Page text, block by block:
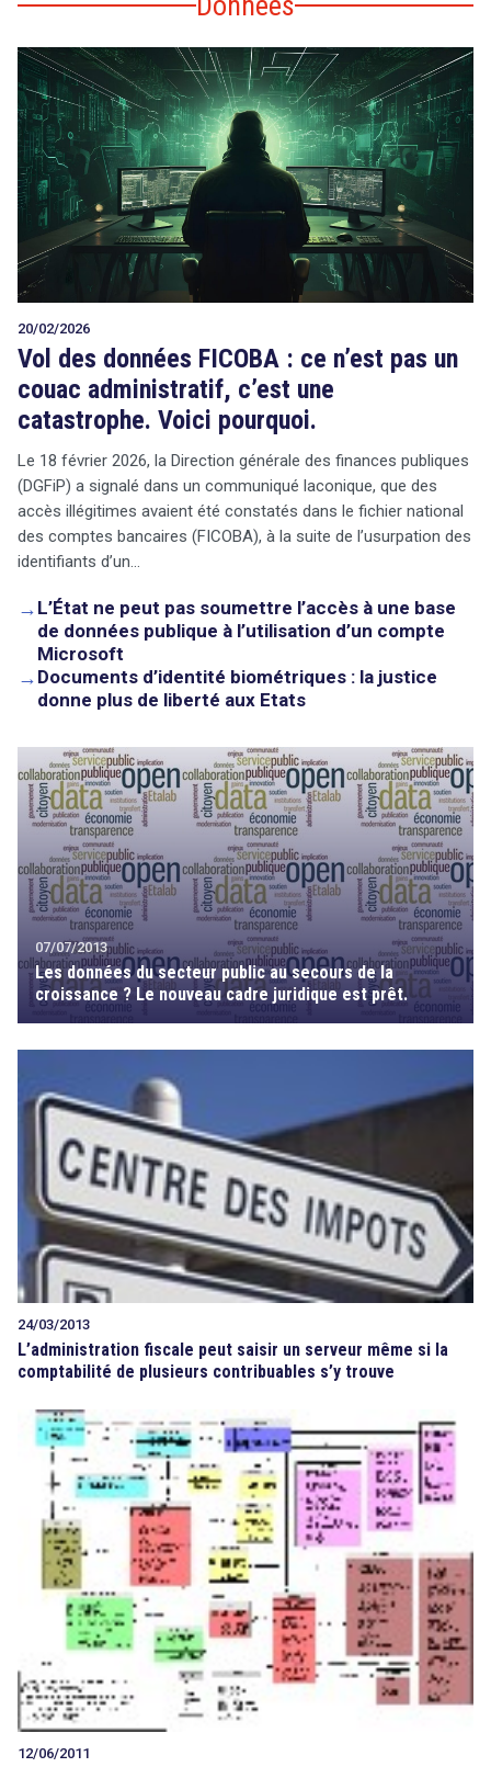
20/02/2026
Vol des données FICOBA : ce n’est pas un
couac administratif, c’est une
catastrophe. Voici pourquoi.
Le 18 février 2026, la Direction générale des finances publiques
(DGFiP) a signalé dans un communiqué laconique, que des
accès illégitimes avaient été constatés dans le fichier national
des comptes bancaires (FICOBA), à la suite de l’usurpation des
identifiants d’un…
→ L’État ne peut pas soumettre l’accès à une base
de données publique à l’utilisation d’un compte
Microsoft
→ Documents d’identité biométriques : la justice
donne plus de liberté aux Etats
07/07/2013
Les données du secteur public au secours de la
croissance ? Le nouveau cadre juridique est prêt.
24/03/2013
L’administration fiscale peut saisir un serveur même si la
comptabilité de plusieurs contribuables s’y trouve
12/06/2011